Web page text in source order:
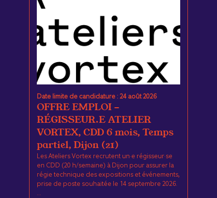
Date limite de candidature : 24 août 2026
OFFRE EMPLOI -
RÉGISSEUR.E ATELIER
VORTEX, CDD 6 mois, Temps
partiel, Dijon (21)
Les Ateliers Vortex recrutent un·e régisseur·se
en CDD (20 h/semaine) à Dijon pour assurer la
régie technique des expositions et événements,
prise de poste souhaitée le 14 septembre 2026.
...